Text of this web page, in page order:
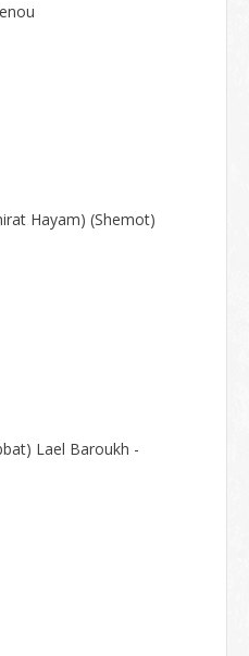
Hayam) (Shemot)
Lael Baroukh -